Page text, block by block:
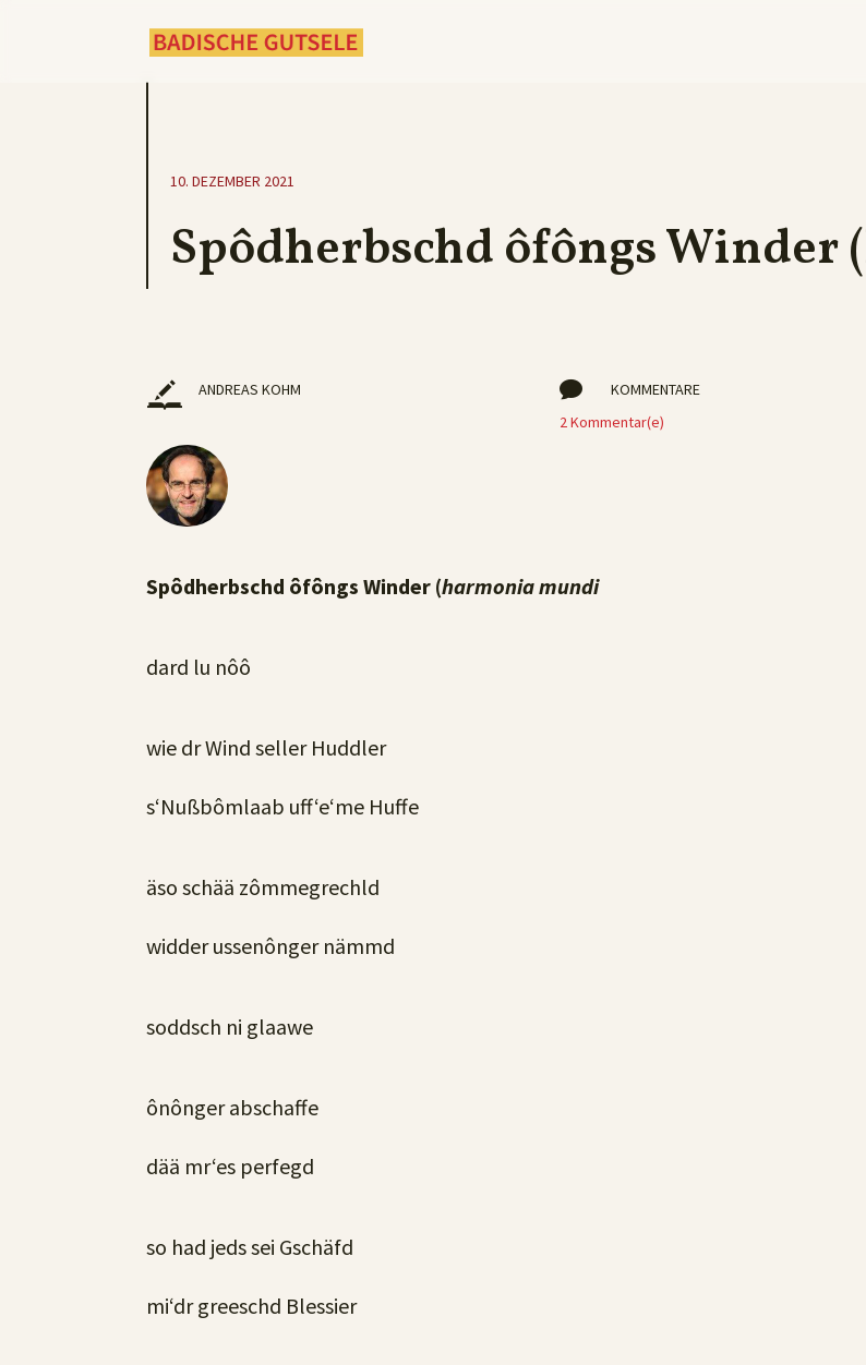
10. DEZEMBER 2021
Spôdherbschd ôfôngs
ANDREAS KOHM 
KOMMENTARE
2 Kommentar(e)
Spôdherbschd ôfôngs Winder (harmonia mundi
dard lu nôô
wie dr Wind seller Huddler
s‘Nußbômlaab uff‘e‘me Huffe
äso schää zômmegrechld
widder ussenônger nämmd
soddsch ni glaawe
ônônger abschaffe
dää mr‘es perfegd
so had jeds sei Gschäfd
mi‘dr greeschd Blessier